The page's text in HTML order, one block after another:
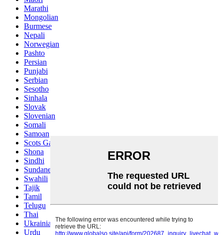
Marathi
Mongolian
Burmese
Nepali
Norwegian
Pashto
Persian
Punjabi
Serbian
Sesotho
Sinhala
Slovak
Slovenian
Somali
Samoan
Scots Gaelic
Shona
Sindhi
Sundanese
Swahili
Tajik
Tamil
Telugu
Thai
Ukrainian
Urdu